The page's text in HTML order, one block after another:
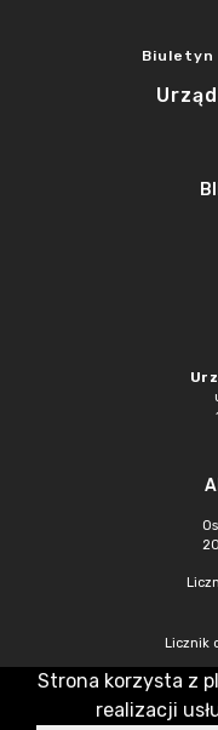
Biuletyn
Licznik
Strona korzysta z
realizacji